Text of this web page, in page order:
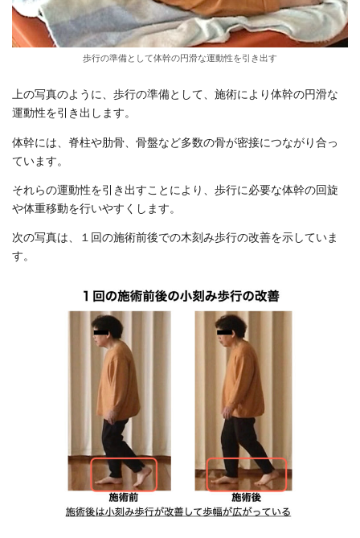
歩行の準備として体幹の円滑な運動性を引き出す
上の写真のように、歩行の準備として、施術により体幹の円滑な
運動性を引き出します。
体幹には、脊柱や肋骨、骨盤など多数の骨が密接につながり合っ
ています。
それらの運動性を引き出すことにより、歩行に必要な体幹の回旋
や体重移動を行いやすくします。
次の写真は、１回の施術前後での木刻み歩行の改善を示していま
す。